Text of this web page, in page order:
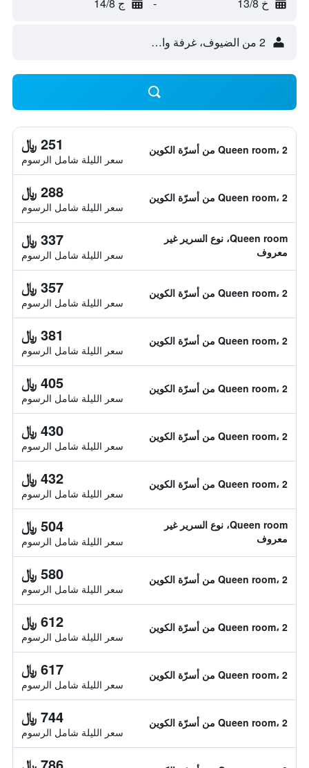
2 من الضيوف، غرفة واحدة
Queen room، 2 من أسرّة الكوين 251 ﷼
سعر الليلة شامل الرسوم
Queen room، 2 من أسرّة الكوين 288 ﷼
سعر الليلة شامل الرسوم
Queen room، نوع السرير غير
معروف
337 ﷼
سعر الليلة شامل الرسوم
Queen room، 2 من أسرّة الكوين 357 ﷼
سعر الليلة شامل الرسوم
Queen room، 2 من أسرّة الكوين 381 ﷼
سعر الليلة شامل الرسوم
Queen room، 2 من أسرّة الكوين 405 ﷼
سعر الليلة شامل الرسوم
Queen room، 2 من أسرّة الكوين 430 ﷼
سعر الليلة شامل الرسوم
Queen room، 2 من أسرّة الكوين 432 ﷼
سعر الليلة شامل الرسوم
Queen room، نوع السرير غير
معروف
504 ﷼
سعر الليلة شامل الرسوم
Queen room، 2 من أسرّة الكوين 580 ﷼
سعر الليلة شامل الرسوم
Queen room، 2 من أسرّة الكوين 612 ﷼
سعر الليلة شامل الرسوم
Queen room، 2 من أسرّة الكوين 617 ﷼
سعر الليلة شامل الرسوم
Queen room، 2 من أسرّة الكوين 744 ﷼
سعر الليلة شامل الرسوم